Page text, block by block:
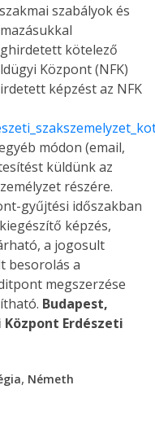
szabályok és
kötelező
Központ (NFK)
képzést az NFK
módon (email,
küldünk az
részére.
gyűjtési időszakban
képzés,
a jogosult
besorolás a
megszerzése
Budapest,
Központ Erdészeti
, Németh